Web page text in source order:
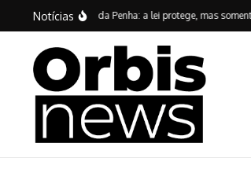
Ir para o conteúdo
Notícias
da Lei Maria da Penha: a lei protege, mas somente